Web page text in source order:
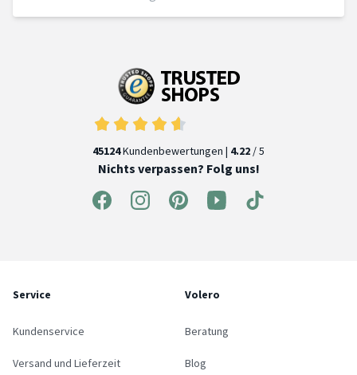
45124Kundenbewertungen | 4.22 / 5
Nichts verpassen? Folg uns!
Service
Kundenservice
Versand und Lieferzeit
Volero
Beratung
Blog